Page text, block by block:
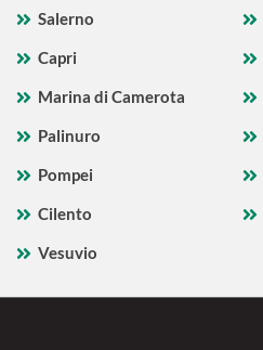
Salerno
Capri
Marina di Camerota
Palinuro
Pompei
Cilento
Vesuvio